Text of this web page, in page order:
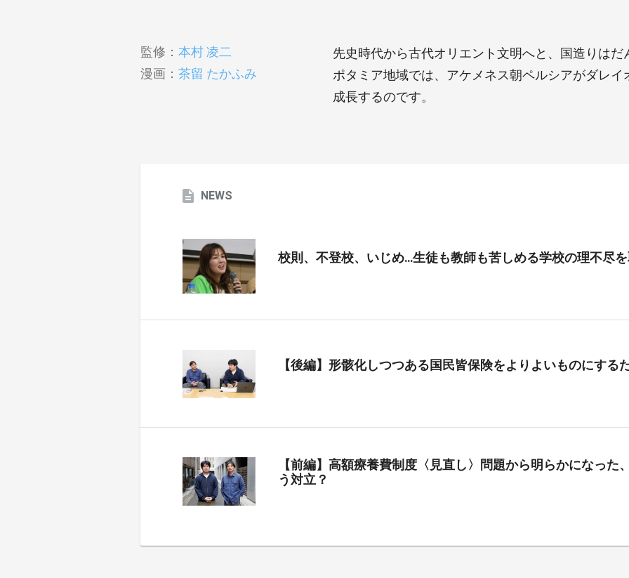
監修： 本村 凌二
漫画： 茶留 たかふみ
先史時代から古代オリエント文明へと、国造りは
ポタミア地域では、アケメネス朝ペルシアがダレ
成長するのです。
NEWS
校則、不登校、いじめ…生徒も教師も苦しめる学校の理不尽
【後編】形骸化しつつある国民皆保険をよりよいものにする
【前編】高額療養費制度〈見直し〉問題から明らかになった
う対立？